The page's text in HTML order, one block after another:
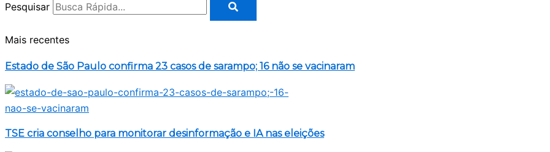
Pesquisar
Mais recentes
Estado de São Paulo confirma 23 casos de sarampo; 16 não se vacinaram
TSE cria conselho para monitorar desinformação e IA nas eleições